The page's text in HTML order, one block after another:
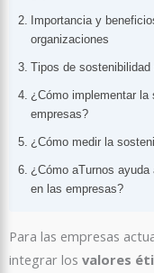
Importancia y
organizaciones
Tipos de sostenibilidad
¿Cómo implementar la
empresas?
¿Cómo medir la
¿Cómo aTurnos
en las empresas?
Para las empresas
integrar los valores